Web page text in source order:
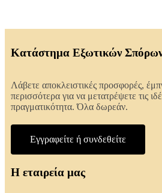
Κατάστημα Εξωτικών
Λάβετε αποκλειστικές προσφορές,
περισσότερα για να μετατρέψετε τις
πραγματικότητα. Όλα δωρεάν.
Εγγραφείτε ή συνδεθείτε
Η εταιρεία μας